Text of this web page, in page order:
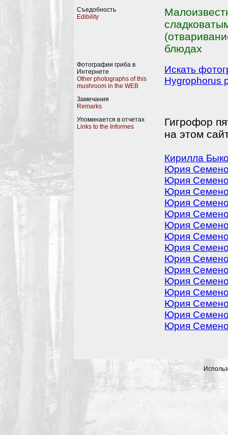
Съедобность
Edibility
блюдах
Фотографии гриба в
Интернете
Other photographs of this
mushroom in the WEB
Искать
Hygrophorus
Замечания
Remarks
Упоминается в отчетах
Links to the Informes
Гигрофор
на этом
Кирилла
Юрия
Юрия
Юрия
Юрия
Юрия
Юрия
Юрия
Юрия
Юрия
Юрия
Юрия
Юрия
Юрия
Юрия
Юрия